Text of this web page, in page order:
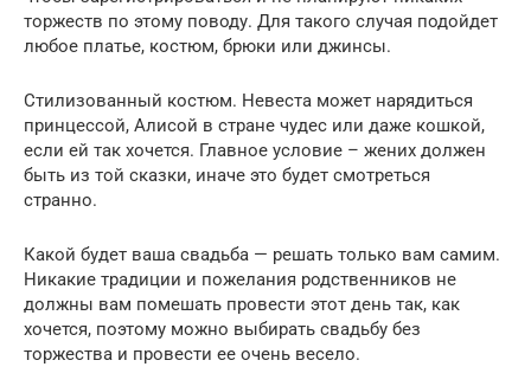
торжеств по этому поводу. Для такого случая подойдет
любое платье, костюм, брюки или джинсы.
Стилизованный костюм. Невеста может нарядиться
принцессой, Алисой в стране чудес или даже кошкой,
если ей так хочется. Главное условие – жених должен
быть из той сказки, иначе это будет смотреться
странно.
Какой будет ваша свадьба — решать только вам самим.
Никакие традиции и пожелания родственников не
должны вам помешать провести этот день так, как
хочется, поэтому можно выбирать свадьбу без
торжества и провести ее очень весело.